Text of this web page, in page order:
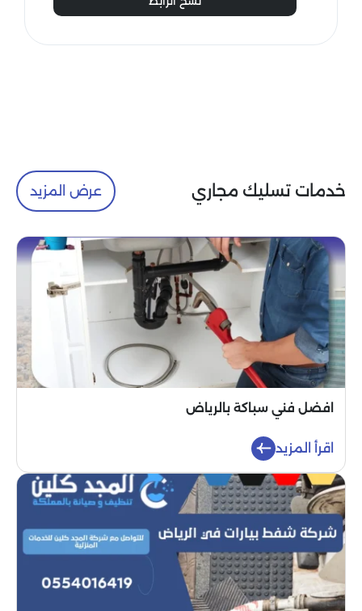
خدمات تسليك مجاري عرض المزيد
افضل فني سباكة بالرياض
اقرأ المزيد